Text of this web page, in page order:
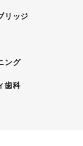
リッジ
ング
歯科